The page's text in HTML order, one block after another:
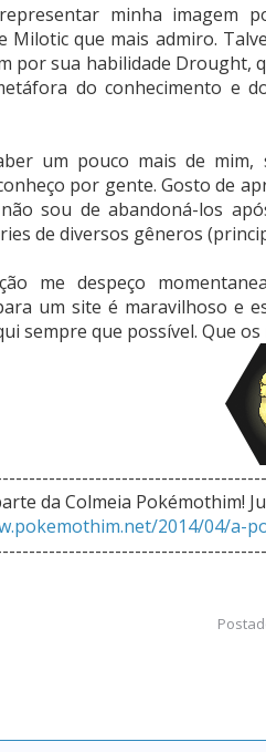
minha imagem
Milotic que mais admiro.
por sua habilidade Drought,
do conhecimento e
um pouco mais de
por gente. Gosto de
sou de abandoná-los
de diversos gêneros
me despeço
um site é maravilhoso e
sempre que possível. Que
da Colmeia Pokémothim!
2014/04/a-